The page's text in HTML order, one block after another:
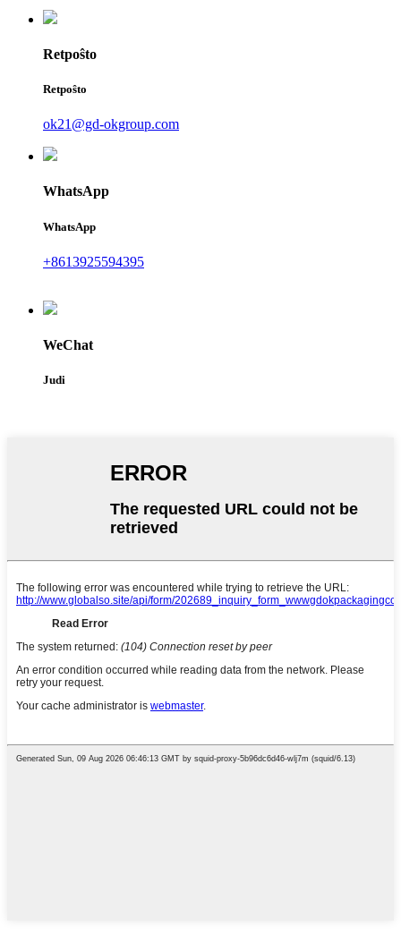
Retpoŝto
Retpoŝto
ok21@gd-okgroup.com
WhatsApp
WhatsApp
+8613925594395
WeChat
Judi